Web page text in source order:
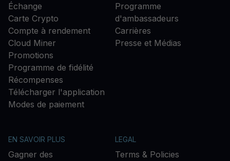
Échange
Carte Crypto
Compte à rendement
Cloud Miner
Promotions
Programme de fidélité
Récompenses
Télécharger l'application
Modes de paiement
Programme
d'ambassadeurs
Carrières
Presse et Médias
EN SAVOIR PLUS
Gagner des
LEGAL
Terms & Policies